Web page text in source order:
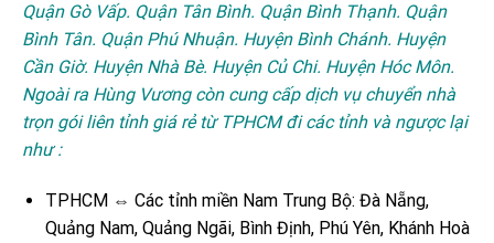
Quận Gò Vấp. Quận Tân Bình. Quận Bình Thạnh. Quận
Bình Tân. Quận Phú Nhuận. Huyện Bình Chánh. Huyện
Cần Giờ. Huyện Nhà Bè. Huyện Củ Chi. Huyện Hóc Môn.
Ngoài ra Hùng Vương còn cung cấp dịch vụ chuyển nhà
trọn gói liên tỉnh giá rẻ từ TPHCM đi các tỉnh và ngược lại
như :
TPHCM ⇔ Các tỉnh miền Nam Trung Bộ: Đà Nẵng,
Quảng Nam, Quảng Ngãi, Bình Định, Phú Yên, Khánh Hoà